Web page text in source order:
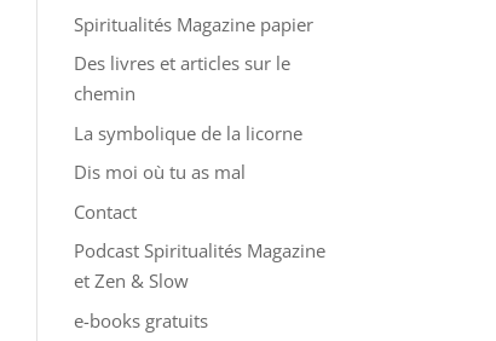
Spiritualités Magazine papier
Des livres et articles sur le
chemin
La symbolique de la licorne
Dis moi où tu as mal
Contact
Podcast Spiritualités Magazine
et Zen & Slow
e-books gratuits